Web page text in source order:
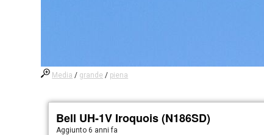
Media / grande / piena
Bell UH-1V Iroquois (N186SD)
Aggiunto6 anni fa